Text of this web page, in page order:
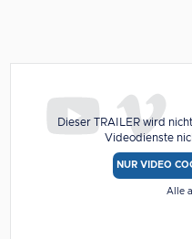
Dieser TRAILER wird
Videodienste
NUR VIDEO
Alle